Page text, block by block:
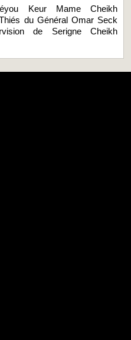
Keur Mame Cheikh
du Général Omar Seck
de Serigne Cheikh